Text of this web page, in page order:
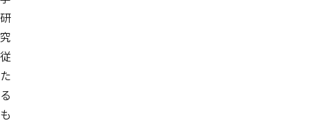
研
究
従
た
る
も